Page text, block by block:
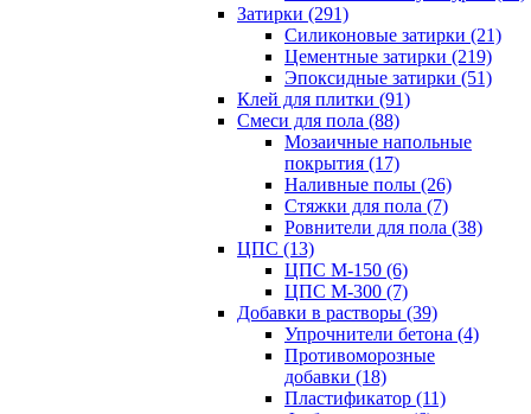
Затирки (291)
Силиконовые затирки (21)
Цементные затирки (219)
Эпоксидные затирки (51)
Клей для плитки (91)
Смеси для пола (88)
Мозаичные напольные
покрытия (17)
Наливные полы (26)
Стяжки для пола (7)
Ровнители для пола (38)
ЦПС (13)
ЦПС М-150 (6)
ЦПС М-300 (7)
Добавки в растворы (39)
Упрочнители бетона (4)
Противоморозные
добавки (18)
Пластификатор (11)